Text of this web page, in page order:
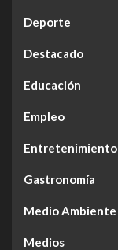
Deporte
Destacado
Educación
Empleo
Entretenimiento
Gastronomía
Medio Ambiente
Medios